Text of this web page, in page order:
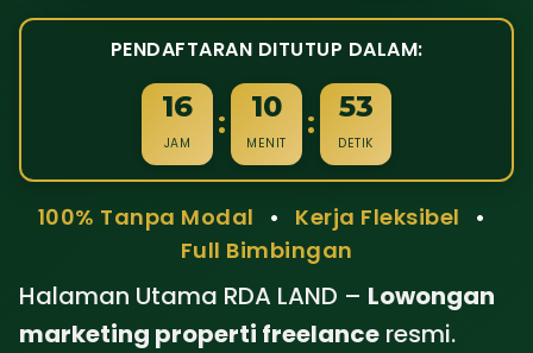
PENDAFTARAN DITUTUP DALAM:
16
JAM : 10
MENIT : 51
DETIK
100% Tanpa Modal • Kerja Fleksibel
•
Full Bimbingan
Halaman Utama RDA LAND – Lowongan
marketing properti freelance resmi.